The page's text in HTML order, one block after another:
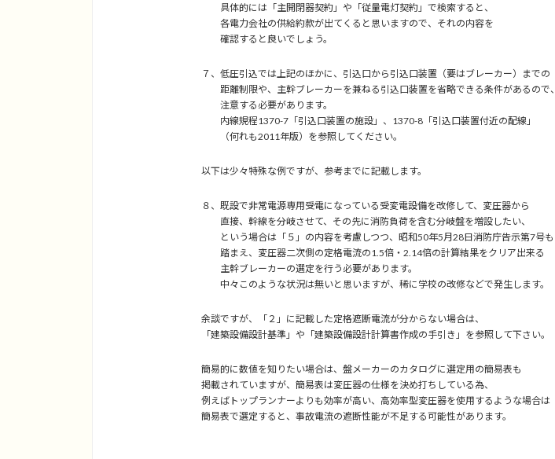
具体的には「主開閉器契約」や「従量電灯契約」で検索すると、
各電力会社の供給約款が出てくると思いますので、それの内容を
確認すると良いでしょう。
７、低圧引込では上記のほかに、引込口から引込口装置（要はブレーカー）までの
距離制限や、主幹ブレーカーを兼ねる引込口装置を省略できる条件があるので、
注意する必要があります。
内線規程1370-7「引込口装置の施設」、1370-8「引込口装置付近の配線」
（何れも2011年版）を参照してください。
以下は少々特殊な例ですが、参考までに記載します。
８、既設で非常電源専用受電になっている受変電設備を改修して、変圧器から
直接、幹線を分岐させて、その先に消防負荷を含む分岐盤を増設したい、
という場合は「５」の内容を考慮しつつ、昭和50年5月28日消防庁告示第7号も
踏まえ、変圧器二次側の定格電流の1.5倍・2.14倍の計算結果をクリア出来る
主幹ブレーカーの選定を行う必要があります。
中々このような状況は無いと思いますが、稀に学校の改修などで発生します。
余談ですが、「２」に記載した定格遮断電流が分からない場合は、
「建築設備設計基準」や「建築設備設計計算書作成の手引き」を参照して下さい。
簡易的に数値を知りたい場合は、盤メーカーのカタログに選定用の簡易表も
掲載されていますが、簡易表は変圧器の仕様を決め打ちしている為、
例えばトップランナーよりも効率が高い、高効率型変圧器を使用するような場合は
簡易表で選定すると、事故電流の遮断性能が不足する可能性があります。